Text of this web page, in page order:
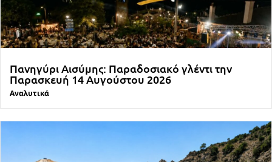
Πανηγύρι Αισύμης: Παραδοσιακό γλέντι την
Παρασκευή 14 Αυγούστου 2026
Αναλυτικά